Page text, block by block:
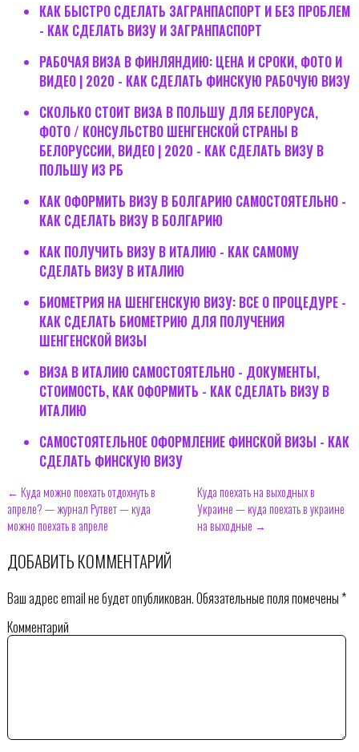
КАК БЫСТРО СДЕЛАТЬ ЗАГРАНПАСПОРТ И БЕЗ ПРОБЛЕМ
- КАК СДЕЛАТЬ ВИЗУ И ЗАГРАНПАСПОРТ
РАБОЧАЯ ВИЗА В ФИНЛЯНДИЮ: ЦЕНА И СРОКИ, ФОТО И
ВИДЕО | 2020 - КАК СДЕЛАТЬ ФИНСКУЮ РАБОЧУЮ ВИЗУ
СКОЛЬКО СТОИТ ВИЗА В ПОЛЬШУ ДЛЯ БЕЛОРУСА,
ФОТО / КОНСУЛЬСТВО ШЕНГЕНСКОЙ СТРАНЫ В
БЕЛОРУССИИ, ВИДЕО | 2020 - КАК СДЕЛАТЬ ВИЗУ В
ПОЛЬШУ ИЗ РБ
КАК ОФОРМИТЬ ВИЗУ В БОЛГАРИЮ САМОСТОЯТЕЛЬНО -
КАК СДЕЛАТЬ ВИЗУ В БОЛГАРИЮ
КАК ПОЛУЧИТЬ ВИЗУ В ИТАЛИЮ - КАК САМОМУ
СДЕЛАТЬ ВИЗУ В ИТАЛИЮ
БИОМЕТРИЯ НА ШЕНГЕНСКУЮ ВИЗУ: ВСЕ О ПРОЦЕДУРЕ -
КАК СДЕЛАТЬ БИОМЕТРИЮ ДЛЯ ПОЛУЧЕНИЯ
ШЕНГЕНСКОЙ ВИЗЫ
ВИЗА В ИТАЛИЮ САМОСТОЯТЕЛЬНО - ДОКУМЕНТЫ,
СТОИМОСТЬ, КАК ОФОРМИТЬ - КАК СДЕЛАТЬ ВИЗУ В
ИТАЛИЮ
САМОСТОЯТЕЛЬНОЕ ОФОРМЛЕНИЕ ФИНСКОЙ ВИЗЫ - КАК
СДЕЛАТЬ ФИНСКУЮ ВИЗУ
← Куда можно поехать отдохнуть в
апреле? — журнал Рутвет — куда
можно поехать в апреле
Куда поехать на выходных в
Украине — куда поехать в украине
на выходные →
ДОБАВИТЬ КОММЕНТАРИЙ
Ваш адрес email не будет опубликован.Обязательные поля помечены*
Комментарий